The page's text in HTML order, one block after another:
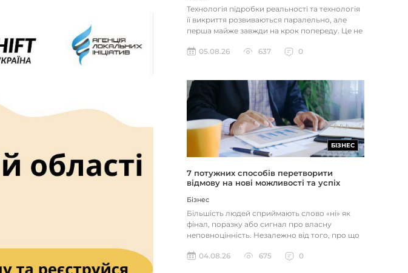
Технологія підробки реальності та технологія
її викриття розвиваються паралельно, але
перша майже завжди на крок попереду. Це не
05.08.26
637 0
БІЗНЕС
7 потужних способів перетворити
відмову на нові можливості та успіх
Бізнес
Більшість людей сприймають слово «ні» як
фінал, поразку або сигнал про власну
неповноцінність. Незалежно від того, про що
04.08.26
675 0